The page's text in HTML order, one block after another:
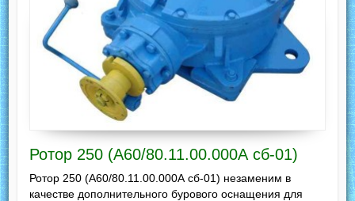
Ротор 250 (А60/80.11.00.000А сб-01)
Ротор 250 (А60/80.11.00.000А сб-01) незаменим в
качестве дополнительного бурового оснащения для